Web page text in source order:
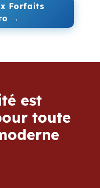
Forfaits
→
est
toute